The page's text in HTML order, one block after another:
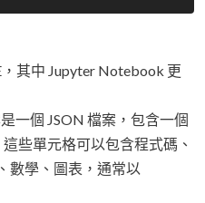
其中 Jupyter Notebook 更
一個 JSON 檔案，包含一個
些單元格可以包含程式碼、
數學、圖表，通常以